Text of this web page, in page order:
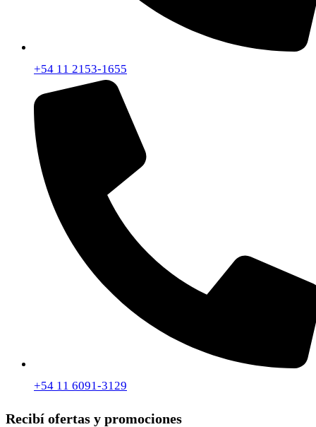
+54 11 2153-1655
+54 11 6091-3129
Recibí ofertas y promociones